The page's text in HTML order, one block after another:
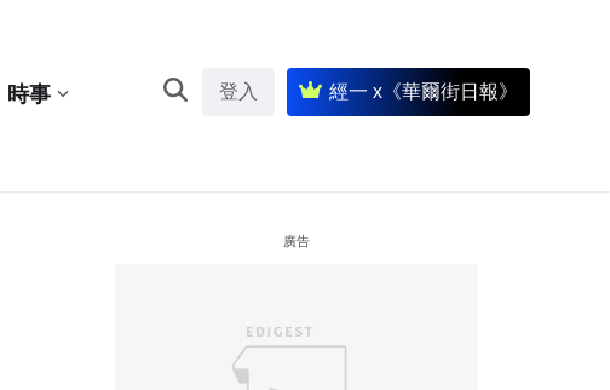
時事 登入 經一 x《華爾街日報》
廣告